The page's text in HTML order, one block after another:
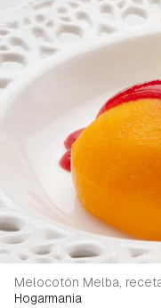
Melocotón Melba,
Hogarmania